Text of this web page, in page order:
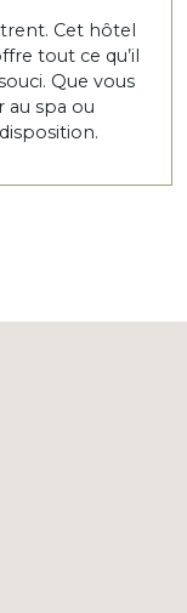
Cet hôtel
tout ce qu’il
Que vous
au spa ou